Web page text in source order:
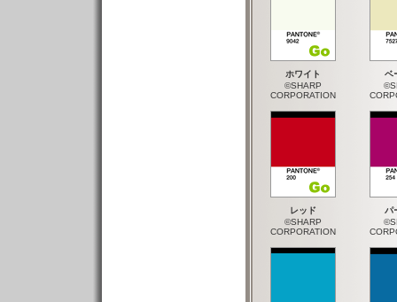
ホワイト
©SHARP
CORPORATION
ベ
レッド
©SHARP
CORPORATION
パ